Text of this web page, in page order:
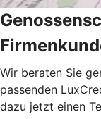
Wir beraten Sie
passenden
dazu jetzt einen